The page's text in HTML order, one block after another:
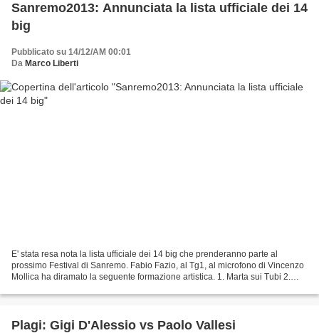
Sanremo2013: Annunciata la lista ufficiale dei 14
big
Pubblicato su 14/12/AM 00:01
Da Marco Liberti
E' stata resa nota la lista ufficiale dei 14 big che prenderanno parte al
prossimo Festival di Sanremo. Fabio Fazio, al Tg1, al microfono di Vincenzo
Mollica ha diramato la seguente formazione artistica. 1. Marta sui Tubi 2.
Plagi: Gigi D'Alessio vs Paolo Vallesi